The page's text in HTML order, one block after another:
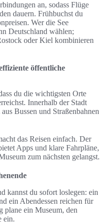
an, sodass Flüge
dauern. Frühbuchst du
Wer die See
Deutschland wählen;
oder Kiel kombinieren
öffentliche
du die wichtigsten Orte
Innerhalb der Stadt
Bussen und Straßenbahnen
das Reisen einfach. Der
Apps und klare Fahrpläne,
zum nächsten gelangst.
kannst du sofort loslegen: ein
ein Abendessen reichen für
plane ein Museum, den
ein.